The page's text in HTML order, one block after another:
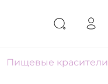
Пищевые красители